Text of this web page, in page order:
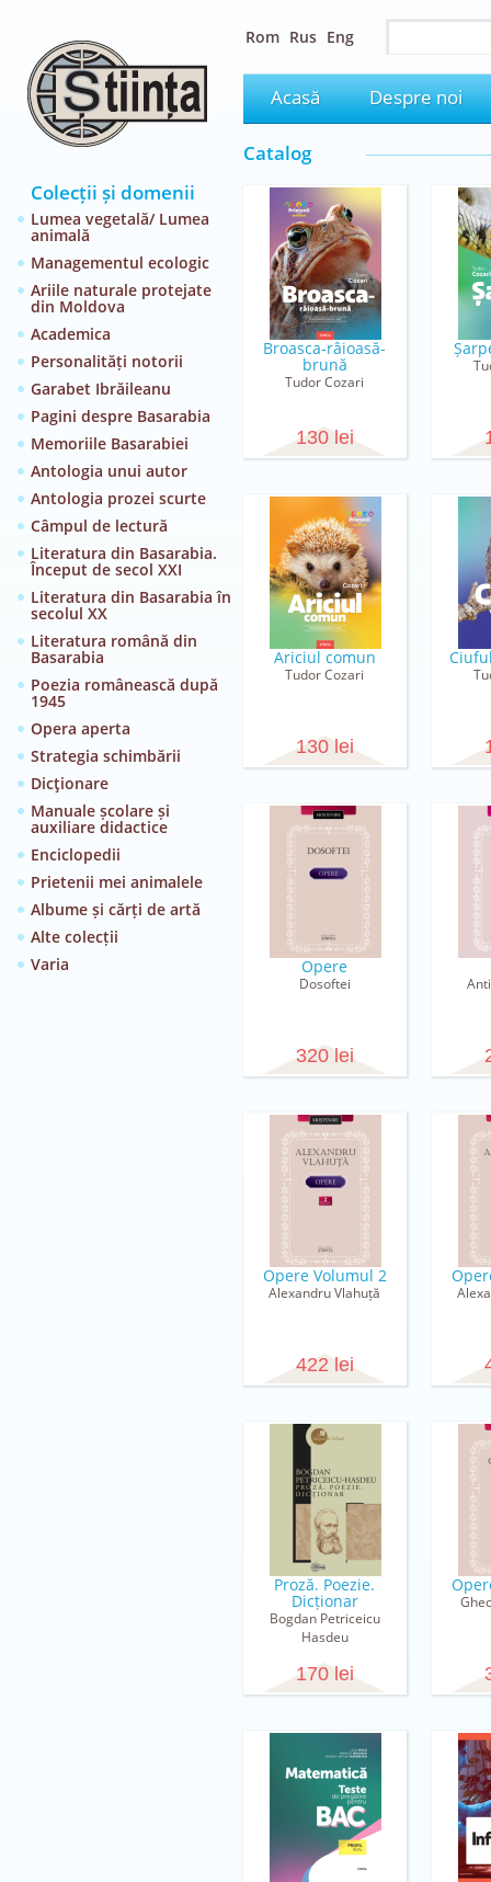
Colecții și domenii
Lumea vegetală/ Lumea
animală
Managementul ecologic
Ariile naturale protejate
din Moldova
Academica
Personalități notorii
Garabet Ibrăileanu
Pagini despre Basarabia
Memoriile Basarabiei
Antologia unui autor
Antologia prozei scurte
Câmpul de lectură
Literatura din Basarabia.
Început de secol XXI
Literatura din Basarabia în
secolul XX
Literatura română din
Basarabia
Poezia românească după
1945
Opera aperta
Strategia schimbării
Dicţionare
Manuale școlare și
auxiliare didactice
Enciclopedii
Prietenii mei animalele
Albume și cărți de artă
Alte colecții
Varia
Rom Rus Eng
Acasă Despre noi
Catalog
Broasca-râioasă-
brună
Tudor Cozari
130 lei
Ariciul comun
Tudor Cozari
130 lei
Opere
Dosoftei
320 lei
Opere Volumul 2
Alexandru Vlahuță
422 lei
Proză. Poezie.
Dicționar
Bogdan Petriceicu
Hasdeu
170 lei